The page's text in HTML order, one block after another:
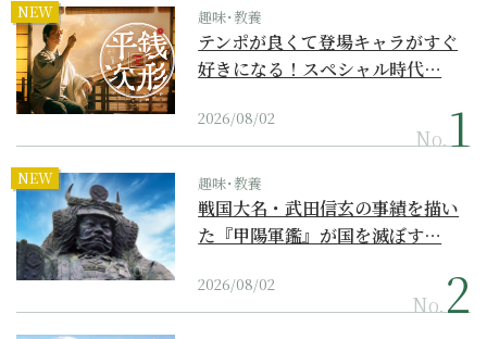
NEW 趣味･教養
テンポが良くて登場キャラがすぐ
好きになる！スペシャル時代…
2026/08/02
No.
NEW 趣味･教養
戦国大名・武田信玄の事績を描い
た『甲陽軍鑑』が国を滅ぼす…
2026/08/02
No.